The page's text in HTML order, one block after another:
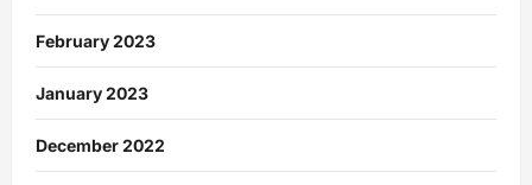
February 2023
January 2023
December 2022